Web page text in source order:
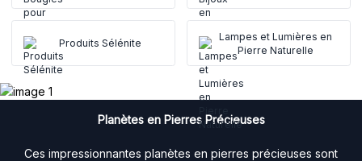
Produits Sélénite
Lampes et Lumières en
Pierre Naturelle
Planètes en Pierres Précieuses
Ces impressionnantes planètes en pierres précieuses sont